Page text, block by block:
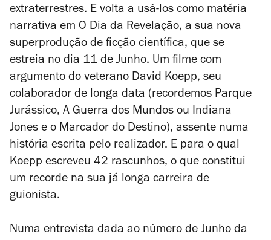
extraterrestres. E volta a usá-los como matéria
narrativa em O Dia da Revelação, a sua nova
superprodução de ficção científica, que se
estreia no dia 11 de Junho. Um filme com
argumento do veterano David Koepp, seu
colaborador de longa data (recordemos Parque
Jurássico, A Guerra dos Mundos ou Indiana
Jones e o Marcador do Destino), assente numa
história escrita pelo realizador. E para o qual
Koepp escreveu 42 rascunhos, o que constitui
um recorde na sua já longa carreira de
guionista.
Numa entrevista dada ao número de Junho da